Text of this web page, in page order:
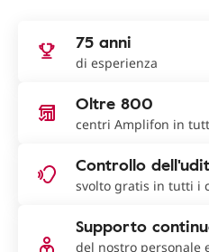
75 anni
di esperienza
Oltre 800
centri Amplifon in
Controllo
svolto gratis in tutti i
Supporto
del nostro personale